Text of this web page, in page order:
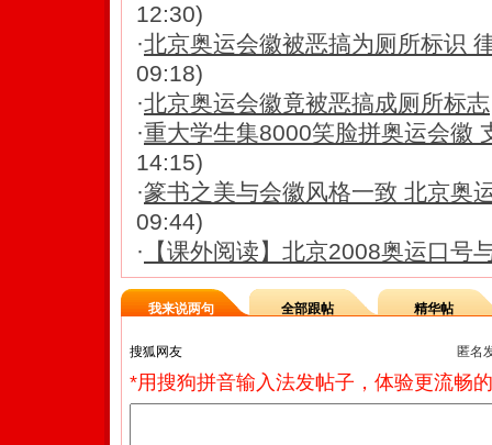
12:30)
·北京奥运会徽被恶搞为厕所标识
09:18)
·北京奥运会徽竟被恶搞成厕所标志
·重大学生集8000笑脸拼奥运会徽
14:15)
·篆书之美与会徽风格一致 北京奥
09:44)
· 【课外阅读】北京2008奥运口号
我来说两句 全部跟帖 精华帖
匿名
*用搜狗拼音输入法发帖子，体验更流畅